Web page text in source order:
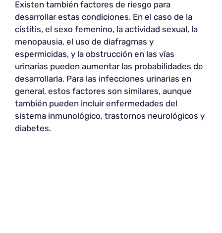
Existen también factores de riesgo para
desarrollar estas condiciones. En el caso de la
cistitis, el sexo femenino, la actividad sexual, la
menopausia, el uso de diafragmas y
espermicidas, y la obstrucción en las vías
urinarias pueden aumentar las probabilidades de
desarrollarla. Para las infecciones urinarias en
general, estos factores son similares, aunque
también pueden incluir enfermedades del
sistema inmunológico, trastornos neurológicos y
diabetes.